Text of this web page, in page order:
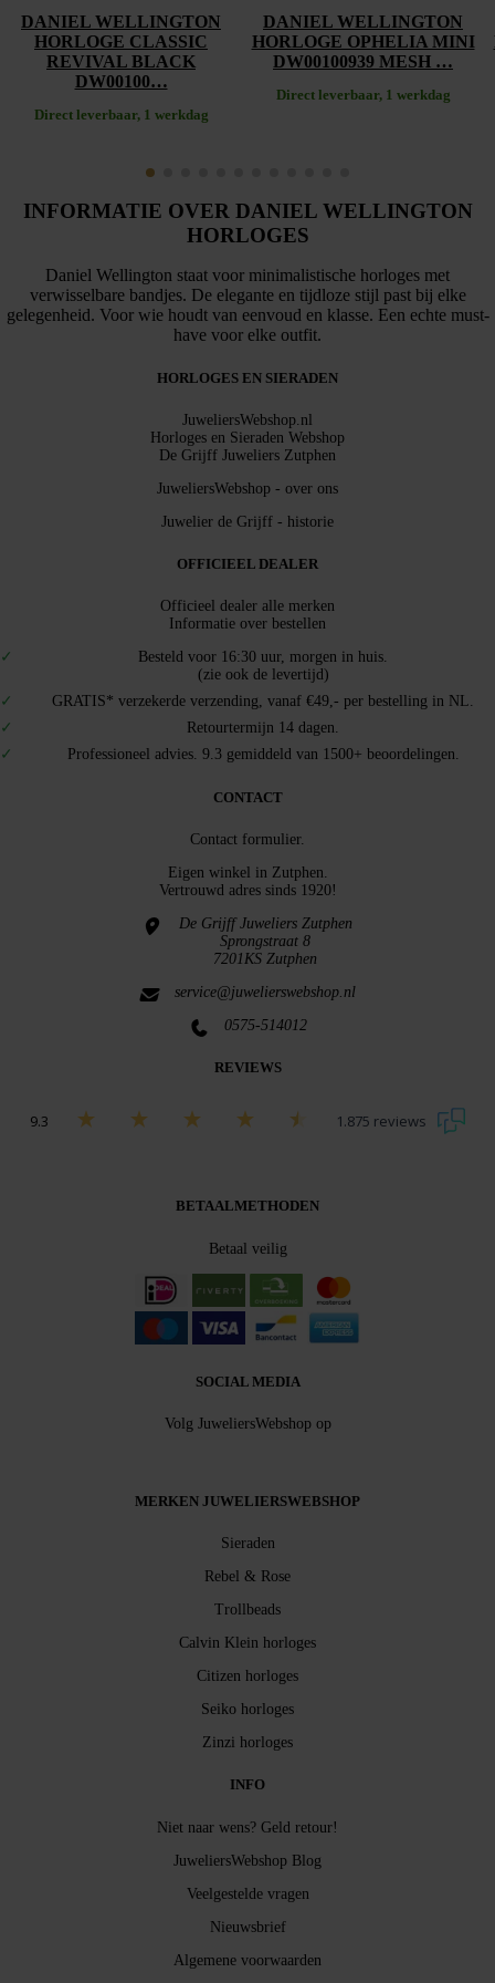
DANIEL WELLINGTON
HORLOGE CLASSIC
REVIVAL BLACK
DW00100…
Direct leverbaar, 1 werkdag
DANIEL WELLINGTON
HORLOGE OPHELIA MINI
DW00100939 MESH …
Direct leverbaar, 1 werkdag
INFORMATIE OVER DANIEL WELLINGTON
HORLOGES
Daniel Wellington staat voor minimalistische horloges met
verwisselbare bandjes. De elegante en tijdloze stijl past bij elke
gelegenheid. Voor wie houdt van eenvoud en klasse. Een echte must-
have voor elke outfit.
HORLOGES EN SIERADEN
JuweliersWebshop.nl
Horloges en Sieraden Webshop
De Grijff Juweliers Zutphen
JuweliersWebshop - over ons
Juwelier de Grijff - historie
OFFICIEEL DEALER
Officieel dealer alle merken
Informatie over bestellen
Besteld voor 16:30 uur, morgen in huis.
(zie ook de levertijd)
GRATIS* verzekerde verzending, vanaf €49,- per bestelling in NL.
Retourtermijn 14 dagen.
Professioneel advies. 9.3 gemiddeld van 1500+ beoordelingen.
CONTACT
Contact formulier.
Eigen winkel in Zutphen
Vertrouwd adres sinds 1920!
De Grijff Juweliers Zutphen
Sprongstraat 8
7201KS Zutphen
service@juwelierswebshop.nl
0575-514012
REVIEWS
9.3 1.875 reviews
BETAALMETHODEN
Betaal veilig
SOCIAL MEDIA
Volg JuweliersWebshop op
MERKEN JUWELIERSWEBSHOP
Sieraden
Rebel & Rose
Trollbeads
Calvin Klein horloges
Citizen horloges
Seiko horloges
Zinzi horloges
INFO
Niet naar wens? Geld retour!
JuweliersWebshop Blog
Veelgestelde vragen
Nieuwsbrief
Algemene voorwaarden